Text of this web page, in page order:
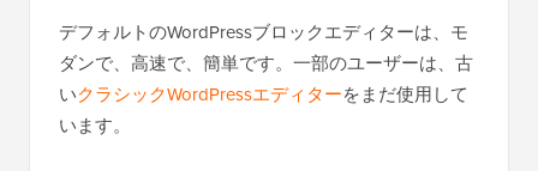
デフォルトのWordPressブロックエディターは、モ
ダンで、高速で、簡単です。一部のユーザーは、古
いクラシックWordPressエディターをまだ使用して
います。